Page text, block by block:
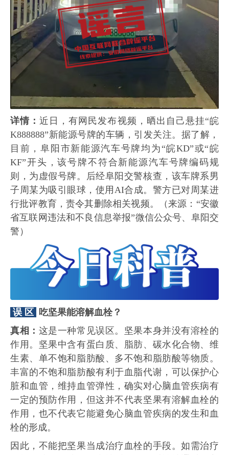
详情：近日，有网民发布视频，晒出自己悬挂“皖
K888888”新能源号牌的车辆，引发关注。据了解，
目前，阜阳市新能源汽车号牌均为“皖KD”或“皖
KF”开头，该号牌不符合新能源汽车号牌编码规
则，为虚假号牌。后经阜阳交警核查，该车牌系男
子周某为吸引眼球，使用AI合成。警方已对周某进
行批评教育，责令其删除相关视频。（来源：“安徽
省互联网违法和不良信息举报”微信公众号、阜阳交
警）
误 区 吃坚果能溶解血栓？
真相： 这是一种常见误区。坚果本身并没有溶栓的
作用。坚果中含有蛋白质、脂肪、碳水化合物、维
生素、单不饱和脂肪酸、多不饱和脂肪酸等物质。
丰富的不饱和脂肪酸有利于血脂代谢，可以保护心
脏和血管，维持血管弹性，确实对心脑血管疾病有
一定的预防作用，但这并不代表坚果有溶解血栓的
作用，也不代表它能避免心脑血管疾病的发生和血
栓的形成。
因此，不能把坚果当成治疗血栓的手段。如需治疗